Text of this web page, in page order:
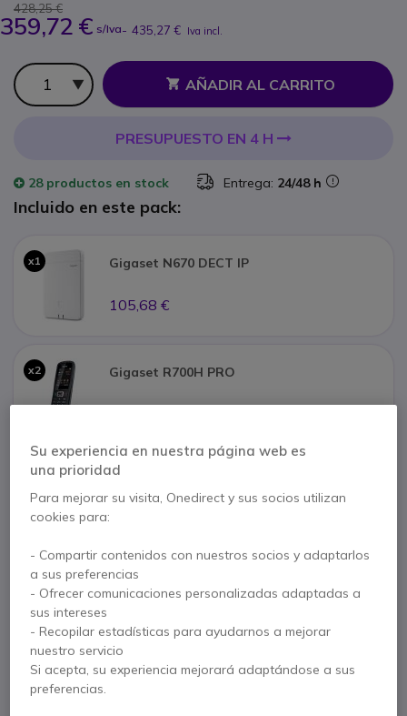
428,25 €
359,72 € s/Iva- 435,27 € Iva incl.
Cantidad
AÑADIR AL CARRITO
PRESUPUESTO EN 4 H
28 productos en stock Entrega: 24/48 h
Incluido en este pack:
x1 Gigaset N670 DECT IP
105,68 €
x2 Gigaset R700H PRO
2 años de garantía del fabricante
Paga en 3 pagos de
Características principales
Gigaset N670 DECT IP
Sistema unicelular DECT IP
Su experiencia en nuestra página web es
una prioridad
Para mejorar su visita, Onedirect y sus socios utilizan
cookies para:
- Compartir contenidos con nuestros socios y adaptarlos
a sus preferencias
- Ofrecer comunicaciones personalizadas adaptadas a
sus intereses
- Recopilar estadísticas para ayudarnos a mejorar
nuestro servicio
Si acepta, su experiencia mejorará adaptándose a sus
preferencias.